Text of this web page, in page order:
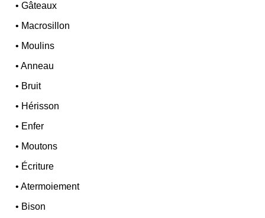
•Gâteaux
• Macrosillon
• Moulins
•Anneau
• Bruit
• Hérisson
• Enfer
• Moutons
• Écriture
•Atermoiement
• Bison